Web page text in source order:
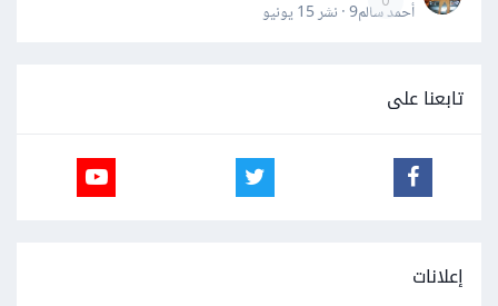
أحمد سالم9 · نشر
15 يونيو
تابعنا على
إعلانات